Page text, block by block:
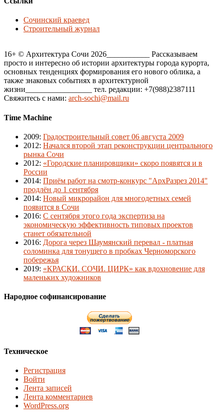
Сочинский краевед
Строительный журнал
16+ © Архитектура Сочи 2026___________ Рассказываем
просто и интересно об истории архитектуры города курорта,
основных тенденциях формирования его нового облика, а
также знаковых событиях в архитектурной
жизни_________________ тел. редакции: +7(988)2387111
Свяжитесь с нами: arch-sochi@mail.ru
Time Machine
2009: Градостроительный совет 06 августа 2009
2012: Начался второй этап реконструкции центрального
рынка Сочи
2012: «Городские планировщики» скоро появятся и в
России
2014: Приём работ на смотр-конкурс "АрхРазрез 2014"
продлён до 1 сентября
2014: Новый микрорайон для многодетных семей
появится в Сочи
2016: С сентября этого года экспертиза на
экономическую эффективность типовых проектов
станет обязательной
2016: Дорога через Шаумянский перевал - платная
соломинка для тонущего в пробках Черноморского
побережья
2019: «КРАСКИ. СОЧИ. ЦИРК» как вдохновение для
маленьких художников
Народное софинансирование
Техническое
Регистрация
Войти
Лента записей
Лента комментариев
WordPress.org